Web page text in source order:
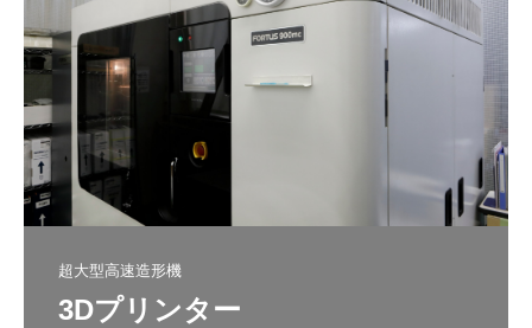
交通案内
リンク集
求人募集
お問合せ
個人情報保護方針
SDGsへの取り組み
超大型高速造形機
3Dプリンター